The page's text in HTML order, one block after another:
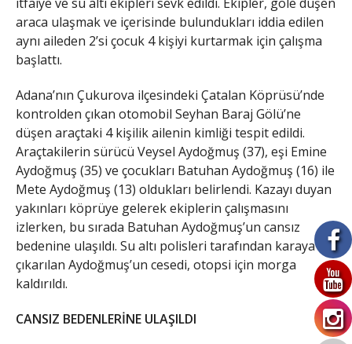
araca ulaşmak ve içerisinde bulundukları iddia edilen
aynı aileden 2’si çocuk 4 kişiyi kurtarmak için çalışma
başlattı.
Adana’nın Çukurova ilçesindeki Çatalan Köprüsü’nde
kontrolden çıkan otomobil Seyhan Baraj Gölü’ne
düşen araçtaki 4 kişilik ailenin kimliği tespit edildi.
Araçtakilerin sürücü Veysel Aydoğmuş (37), eşi Emine
Aydoğmuş (35) ve çocukları Batuhan Aydoğmuş (16) ile
Mete Aydoğmuş (13) oldukları belirlendi. Kazayı duyan
yakınları köprüye gelerek ekiplerin çalışmasını
izlerken, bu sırada Batuhan Aydoğmuş’un cansız
bedenine ulaşıldı. Su altı polisleri tarafından karaya
çıkarılan Aydoğmuş’un cesedi, otopsi için morga
kaldırıldı.
CANSIZ BEDENLERİNE ULAŞILDI